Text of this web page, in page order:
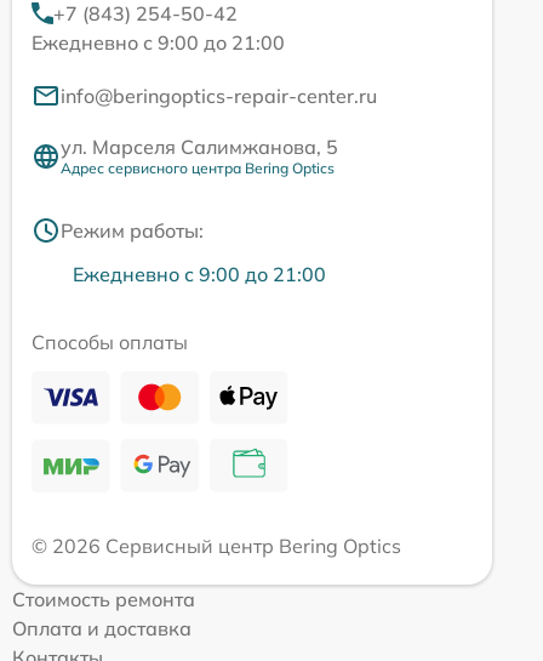
+7 (843) 254-50-42
Ежедневно с 9:00 до 21:00
info@beringoptics-repair-center.ru
ул. Марселя Салимжанова, 5
Адрес сервисного центра Bering Optics
Режим работы:
Ежедневно с 9:00 до 21:00
Способы оплаты
© 2026 Сервисный центр Bering Optics
Стоимость ремонта
Оплата и доставка